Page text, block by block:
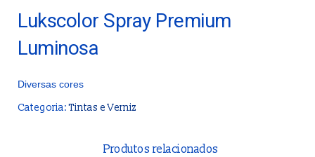
Lukscolor Spray Premium
Luminosa
Diversas cores
Categoria:Tintas e Verniz
Produtos relacionados